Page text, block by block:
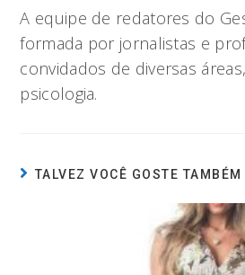
A equipe de redatores do
formada por jornalistas e
convidados de diversas
psicologia.
TALVEZ VOCÊ GOSTE TAMBÉM